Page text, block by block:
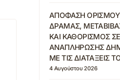
ΑΠΟΦΑΣΗ
ΔΡΑΜΑΣ,
ΚΑΙ ΚΑΘΟΡΙΣΜΟΣ
ΑΝΑΠΛΗΡΩΣΗΣ
ΜΕ ΤΙΣ ΔΙΑΤΑΞΕΙΣ
4 Αυγούστου 2026